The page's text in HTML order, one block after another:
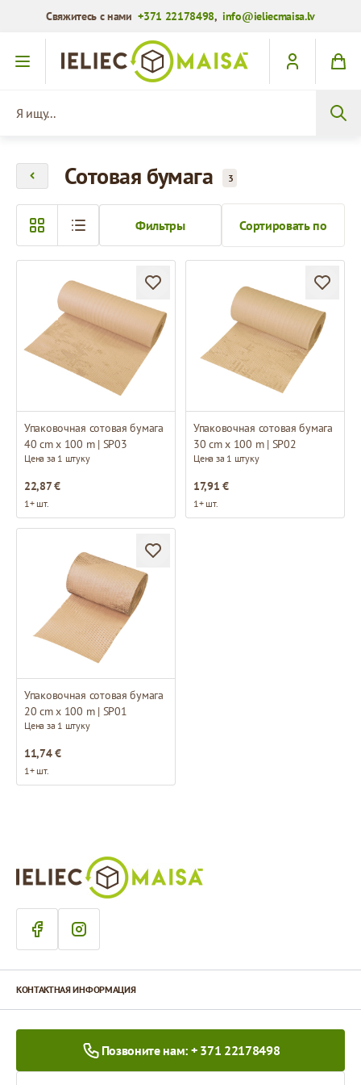
Свяжитесь с нами+371 22178498,info@ieliecmaisa.lv
Перейти к содержимому
Сотовая бумага 3
Сортировать по
Фильтры
Упаковочная сотовая бумага
40 cm x 100 m | SP03
Цена за 1 штуку
22,87 €
1+ шт.
Упаковочная сотовая бумага
30 cm x 100 m | SP02
Цена за 1 штуку
17,91 €
1+ шт.
Упаковочная сотовая бумага
20 cm x 100 m | SP01
Цена за 1 штуку
11,74 €
1+ шт.
КОНТАКТНАЯ ИНФОРМАЦИЯ
Позвоните нам: + 371 22178498